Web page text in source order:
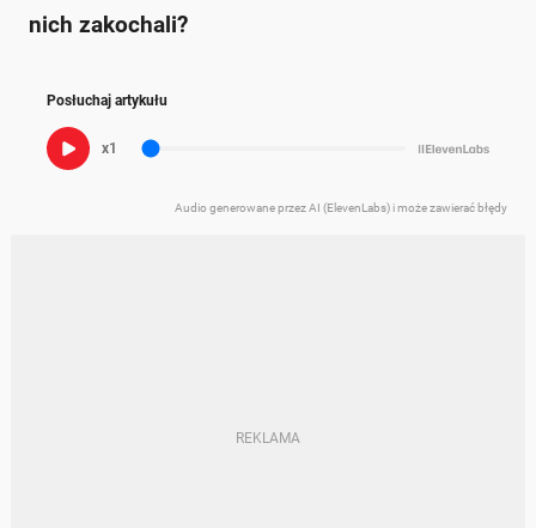
nich zakochali?
Posłuchaj artykułu
x1
Audio generowane przez AI (ElevenLabs) i może zawierać błędy